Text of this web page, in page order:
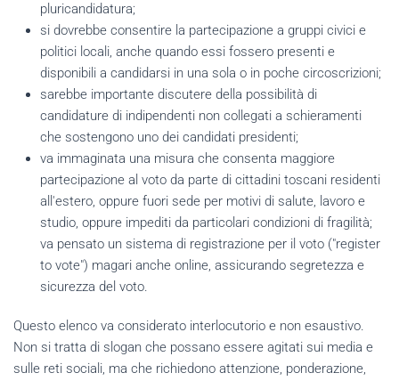
pluricandidatura;
si dovrebbe consentire la partecipazione a gruppi civici e
politici locali, anche quando essi fossero presenti e
disponibili a candidarsi in una sola o in poche circoscrizioni;
sarebbe importante discutere della possibilità di
candidature di indipendenti non collegati a schieramenti
che sostengono uno dei candidati presidenti;
va immaginata una misura che consenta maggiore
partecipazione al voto da parte di cittadini toscani residenti
all'estero, oppure fuori sede per motivi di salute, lavoro e
studio, oppure impediti da particolari condizioni di fragilità;
va pensato un sistema di registrazione per il voto ("register
to vote") magari anche online, assicurando segretezza e
sicurezza del voto.
Questo elenco va considerato interlocutorio e non esaustivo.
Non si tratta di slogan che possano essere agitati sui media e
sulle reti sociali, ma che richiedono attenzione, ponderazione,